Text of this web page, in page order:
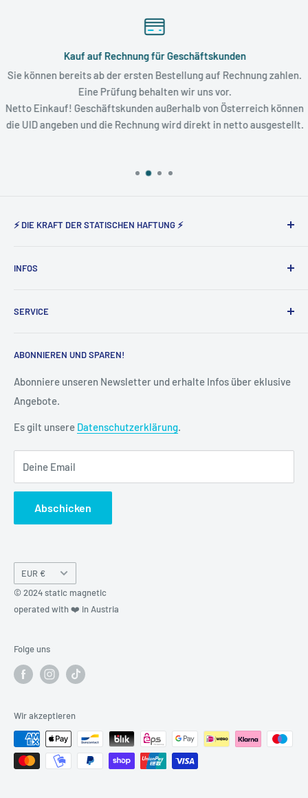
Kauf auf Rechnung für Geschäftskunden
Sie können bereits ab der ersten Bestellung auf Rechnung zahlen.
Eine Prüfung behalten wir uns vor.
Netto Einkauf! Geschäftskunden außerhalb von Österreich können
die UID angeben und die Rechnung wird direkt in netto ausgestellt.
⚡ DIE KRAFT DER STATISCHEN HAFTUNG ⚡
Vertrieb der elektrostatisch haftenden Produkte von Tesla
INFOS
Impressum
Datenschutz
Cookie-Einstellungen
SERVICE
Vertrag widerrufen
Versand & Lieferung
Kontakt
FAQ
ABONNIEREN UND SPAREN!
Abonniere unseren Newsletter und erhalte Infos über eklusive
Angebote.
Es gilt unsere Datenschutzerklärung.
Deine Email
Abschicken
Währung
EUR €
© 2024 static magnetic
operated with ❤️ in Austria
Folge uns
Wir akzeptieren